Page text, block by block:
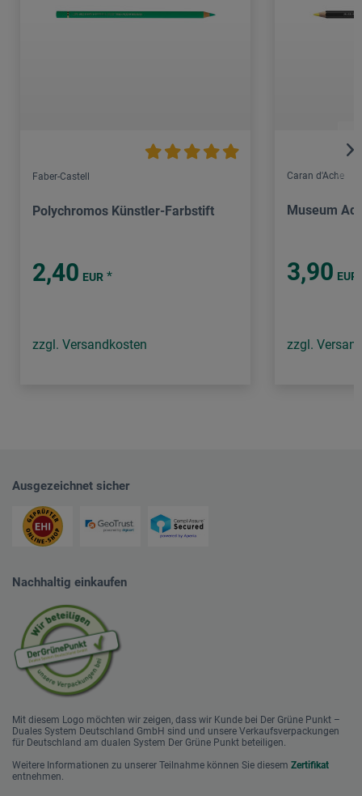
Faber-Castell
Polychromos Künstler-Farbstift
2,40 EUR *
zzgl. Versandkosten
Caran d'Ache
Museum
3,90 EUR
zzgl.
Ausgezeichnet sicher
Nachhaltig einkaufen
Mit diesem Logo möchten wir zeigen, dass wir Kunde bei Der Grüne Punkt –
Duales System Deutschland GmbH sind und unsere Verkaufsverpackungen
für Deutschland am dualen System Der Grüne Punkt beteiligen.
Weitere Informationen zu unserer Teilnahme können Sie diesem Zertifikat
entnehmen.